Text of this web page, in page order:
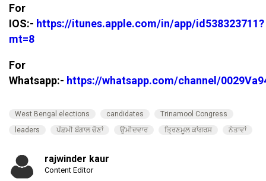
For
IOS:- https://itunes.apple.com/in/app/id538323711?
mt=8
For
Whatsapp:- https://whatsapp.com/channel/
West Bengal elections candidates
Trinamool Congress
leaders
ਪੱਛਮੀ ਬੰਗਾਲ ਚੋਣਾਂ ਉਮੀਦਵਾਰ ਤ੍ਰਿਣਮੂਲ ਕਾਂਗਰਸ ਨੇਤਾਵਾਂ
rajwinder kaur
Content Editor